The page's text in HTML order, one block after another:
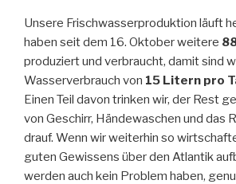
Unsere Frischwasserproduktion läuft
haben seit dem 16. Oktober weitere
produziert und verbraucht, damit sind
Wasserverbrauch von 15 Litern pro
Einen Teil davon trinken wir, der Rest
von Geschirr, Händewaschen und das
drauf. Wenn wir weiterhin so
guten Gewissens über den Atlantik
werden auch kein Problem haben,